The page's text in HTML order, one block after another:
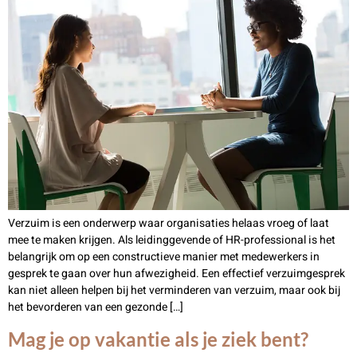
Verzuim is een onderwerp waar organisaties helaas vroeg of laat
mee te maken krijgen. Als leidinggevende of HR-professional is het
belangrijk om op een constructieve manier met medewerkers in
gesprek te gaan over hun afwezigheid. Een effectief verzuimgesprek
kan niet alleen helpen bij het verminderen van verzuim, maar ook bij
het bevorderen van een gezonde […]
Mag je op vakantie als je ziek bent?